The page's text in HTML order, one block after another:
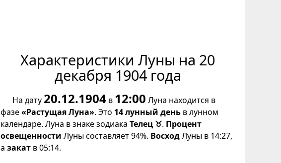
Характеристики Луны на 20
декабря 1904 года
На дату 20.12.1904 в 12:00 Луна находится в
фазе«Растущая Луна». Это 14 лунный день в лунном
календаре. Луна в знаке зодиака Телец ♉. Процент
освещенности Луны составляет 94%. ВосходЛуны в 14:27,
а закат в 05:14.